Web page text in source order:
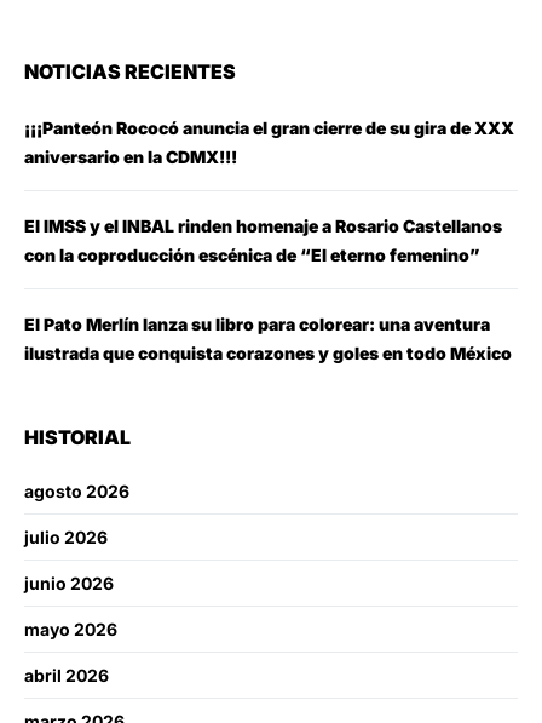
NOTICIAS RECIENTES
¡¡¡Panteón Rococó anuncia el gran cierre de su gira de XXX
aniversario en la CDMX!!!
El IMSS y el INBAL rinden homenaje a Rosario Castellanos
con la coproducción escénica de “El eterno femenino”
El Pato Merlín lanza su libro para colorear: una aventura
ilustrada que conquista corazones y goles en todo México
HISTORIAL
agosto 2026
julio 2026
junio 2026
mayo 2026
abril 2026